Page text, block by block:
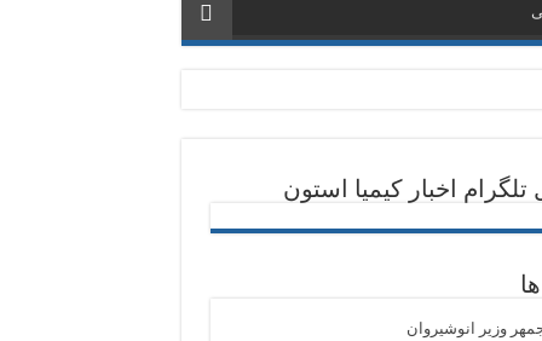
تلگرام اخبار کیمیا استون
وزیر انوشیروان